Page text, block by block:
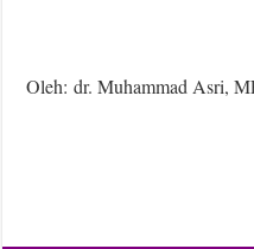
Oleh: dr. Muhammad Asri,